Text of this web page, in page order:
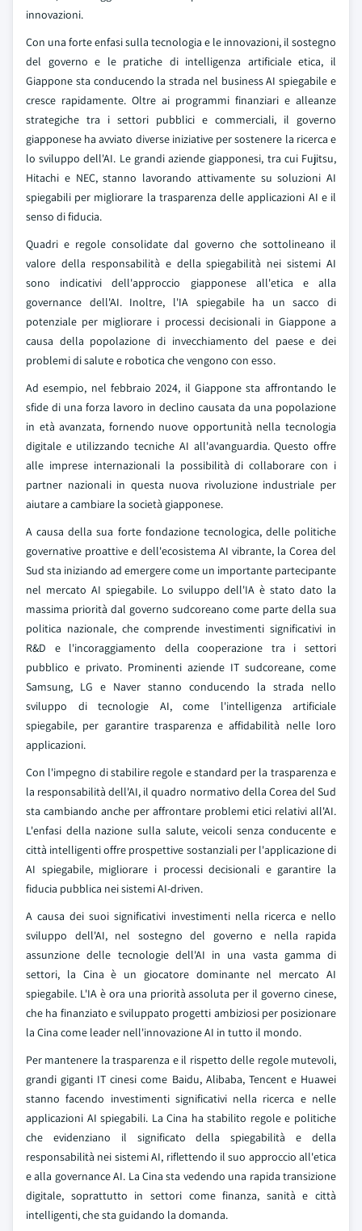
innovazioni.
Con una forte enfasi sulla tecnologia e le innovazioni, il sostegno
del governo e le pratiche di intelligenza artificiale etica, il
Giappone sta conducendo la strada nel business AI spiegabile e
cresce rapidamente. Oltre ai programmi finanziari e alleanze
strategiche tra i settori pubblici e commerciali, il governo
giapponese ha avviato diverse iniziative per sostenere la ricerca e
lo sviluppo dell'AI. Le grandi aziende giapponesi, tra cui Fujitsu,
Hitachi e NEC, stanno lavorando attivamente su soluzioni AI
spiegabili per migliorare la trasparenza delle applicazioni AI e il
senso di fiducia.
Quadri e regole consolidate dal governo che sottolineano il
valore della responsabilità e della spiegabilità nei sistemi AI
sono indicativi dell'approccio giapponese all'etica e alla
governance dell'AI. Inoltre, l'IA spiegabile ha un sacco di
potenziale per migliorare i processi decisionali in Giappone a
causa della popolazione di invecchiamento del paese e dei
problemi di salute e robotica che vengono con esso.
Ad esempio, nel febbraio 2024, il Giappone sta affrontando le
sfide di una forza lavoro in declino causata da una popolazione
in età avanzata, fornendo nuove opportunità nella tecnologia
digitale e utilizzando tecniche AI all'avanguardia. Questo offre
alle imprese internazionali la possibilità di collaborare con i
partner nazionali in questa nuova rivoluzione industriale per
aiutare a cambiare la società giapponese.
A causa della sua forte fondazione tecnologica, delle politiche
governative proattive e dell'ecosistema AI vibrante, la Corea del
Sud sta iniziando ad emergere come un importante partecipante
nel mercato AI spiegabile. Lo sviluppo dell'IA è stato dato la
massima priorità dal governo sudcoreano come parte della sua
politica nazionale, che comprende investimenti significativi in
R&D e l'incoraggiamento della cooperazione tra i settori
pubblico e privato. Prominenti aziende IT sudcoreane, come
Samsung, LG e Naver stanno conducendo la strada nello
sviluppo di tecnologie AI, come l'intelligenza artificiale
spiegabile, per garantire trasparenza e affidabilità nelle loro
applicazioni.
Con l'impegno di stabilire regole e standard per la trasparenza e
la responsabilità dell'AI, il quadro normativo della Corea del Sud
sta cambiando anche per affrontare problemi etici relativi all'AI.
L'enfasi della nazione sulla salute, veicoli senza conducente e
città intelligenti offre prospettive sostanziali per l'applicazione di
AI spiegabile, migliorare i processi decisionali e garantire la
fiducia pubblica nei sistemi AI-driven.
A causa dei suoi significativi investimenti nella ricerca e nello
sviluppo dell'AI, nel sostegno del governo e nella rapida
assunzione delle tecnologie dell'AI in una vasta gamma di
settori, la Cina è un giocatore dominante nel mercato AI
spiegabile. L'IA è ora una priorità assoluta per il governo cinese,
che ha finanziato e sviluppato progetti ambiziosi per posizionare
la Cina come leader nell'innovazione AI in tutto il mondo.
Per mantenere la trasparenza e il rispetto delle regole mutevoli,
grandi giganti IT cinesi come Baidu, Alibaba, Tencent e Huawei
stanno facendo investimenti significativi nella ricerca e nelle
applicazioni AI spiegabili. La Cina ha stabilito regole e politiche
che evidenziano il significato della spiegabilità e della
responsabilità nei sistemi AI, riflettendo il suo approccio all'etica
e alla governance AI. La Cina sta vedendo una rapida transizione
digitale, soprattutto in settori come finanza, sanità e città
intelligenti, che sta guidando la domanda.